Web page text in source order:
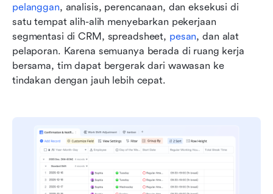
pelanggan, analisis, perencanaan, dan eksekusi di
satu tempat alih-alih menyebarkan pekerjaan
segmentasi di CRM, spreadsheet, pesan, dan alat
pelaporan. Karena semuanya berada di ruang kerja
bersama, tim dapat bergerak dari wawasan ke
tindakan dengan jauh lebih cepat.